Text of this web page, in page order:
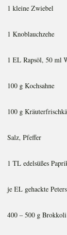
1 kleine Zwiebel
1 Knoblauchzehe
1 EL Rapsöl, 50 ml
100 g Kochsahne
100 g
Salz, Pfeffer
1 TL edelsüßes
je EL gehackte
400 – 500 g Brokkoli